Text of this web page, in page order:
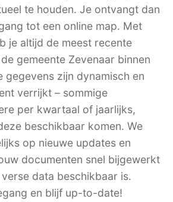
te houden. Je ontvangt dan
tot een online map. Met
je altijd de meest recente
gemeente Zevenaar binnen
gegevens zijn dynamisch en
verrijkt – sommige
per kwartaal of jaarlijks,
beschikbaar komen. We
op nieuwe updates en
documenten snel bijgewerkt
data beschikbaar is.
en blijf up-to-date!